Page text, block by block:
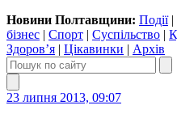
Новини Полтавщини: Події|
бізнес | Спорт | Суспільство |
Здоров’я | Цікавинки | Архів
23 липня 2013, 09:07